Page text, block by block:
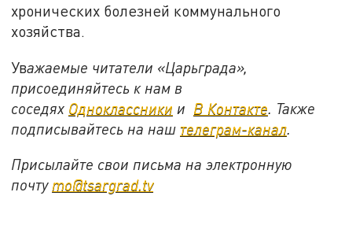
хронических болезней коммунального
хозяйства.
Уважаемые читатели «Царьграда»,
присоединяйтесь к нам в
соседях Одноклассники и В Контакте . Также
подписывайтесь на наш телеграм-канал
Присылайте свои письма на электронную
почту mo@tsargrad.tv